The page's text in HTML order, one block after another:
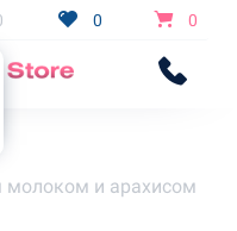
0 0
молоком и арахисом